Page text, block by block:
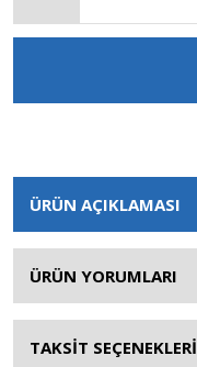
ÜRÜN AÇIKLAMASI
ÜRÜN YORUMLARI
TAKSİT SEÇENEKLERİ